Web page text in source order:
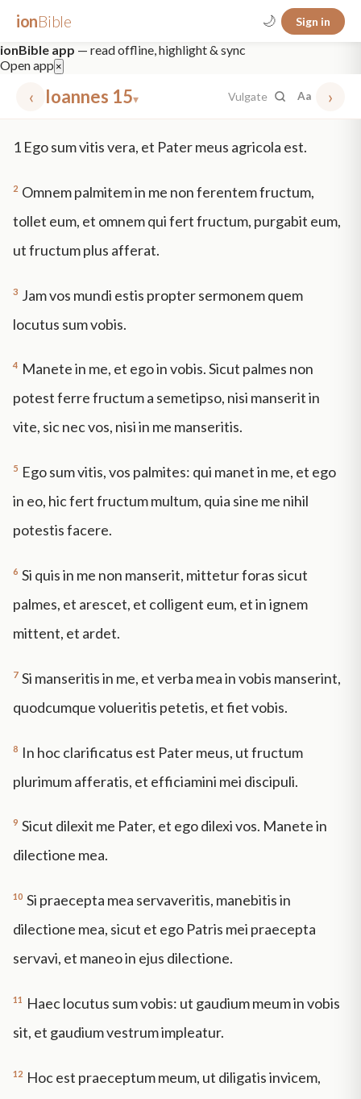
ionBible 🌙 Sign in
ionBible app — read offline, highlight & sync
Open app ×
‹ Ioannes 15▾ Vulgate Aa ›
1 Ego sum vitis vera, et Pater meus agricola est.
2 Omnem palmitem in me non ferentem fructum,
tollet eum, et omnem qui fert fructum, purgabit eum,
ut fructum plus afferat.
3 Jam vos mundi estis propter sermonem quem
locutus sum vobis.
4 Manete in me, et ego in vobis. Sicut palmes non
potest ferre fructum a semetipso, nisi manserit in
vite, sic nec vos, nisi in me manseritis.
5 Ego sum vitis, vos palmites: qui manet in me, et ego
in eo, hic fert fructum multum, quia sine me nihil
potestis facere.
6 Si quis in me non manserit, mittetur foras sicut
palmes, et arescet, et colligent eum, et in ignem
mittent, et ardet.
7 Si manseritis in me, et verba mea in vobis manserint,
quodcumque volueritis petetis, et fiet vobis.
8 In hoc clarificatus est Pater meus, ut fructum
plurimum afferatis, et efficiamini mei discipuli.
9 Sicut dilexit me Pater, et ego dilexi vos. Manete in
dilectione mea.
10 Si praecepta mea servaveritis, manebitis in
dilectione mea, sicut et ego Patris mei praecepta
servavi, et maneo in ejus dilectione.
11
Haec locutus sum vobis: ut gaudium meum in vobis
sit, et gaudium vestrum impleatur.
12 Hoc est praeceptum meum, ut diligatis invicem,